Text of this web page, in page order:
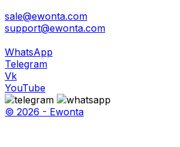
sale@ewonta.com
support@ewonta.com
WhatsApp
Telegram
Vk
YouTube
© 2026 - Ewonta